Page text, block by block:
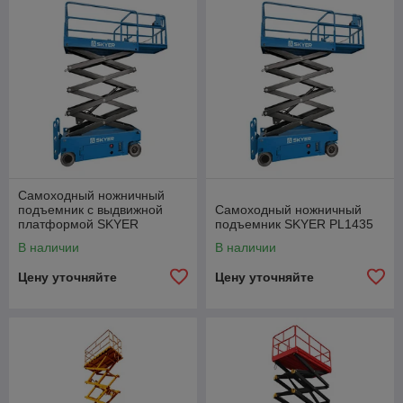
Самоходный ножничный
подъемник с выдвижной
платформой SKYER
В наличии
Цену уточняйте
Самоходный ножничный
подъемник SKYER PL1435
В наличии
Цену уточняйте